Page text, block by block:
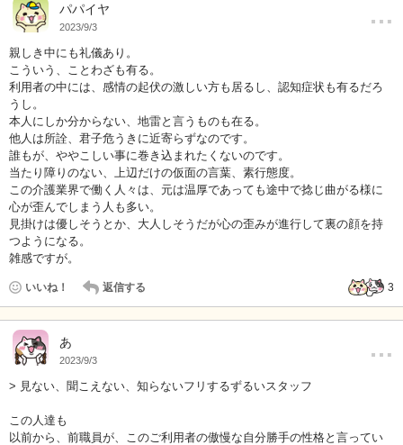
パパイヤ
2023/9/3 …
親しき中にも礼儀あり。
こういう、ことわざも有る。
利用者の中には、感情の起伏の激しい方も居るし、認知症状も有るだろ
うし。
本人にしか分からない、地雷と言うものも在る。
他人は所詮、君子危うきに近寄らずなのです。
誰もが、ややこしい事に巻き込まれたくないのです。
当たり障りのない、上辺だけの仮面の言葉、素行態度。
この介護業界で働く人々は、元は温厚であっても途中で捻じ曲がる様に
心が歪んでしまう人も多い。
見掛けは優しそうとか、大人しそうだが心の歪みが進行して裏の顔を持
つようになる。
雑感ですが。
いいね！ 返信する 3
あ
2023/9/3 …
> 見ない、聞こえない、知らないフリするずるいスタッフ
この人達も
以前から、前職員が、このご利用者の傲慢な自分勝手の性格と言ってい